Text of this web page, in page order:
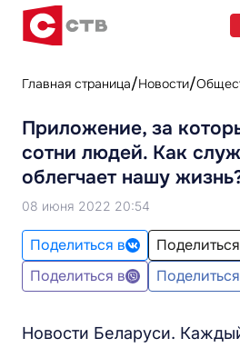
Главная страница Новости
Приложение, за
сотни людей. Как
облегчает нашу
08 июня 2022 20:54
Поделиться в
Поделиться в
Новости Беларуси.